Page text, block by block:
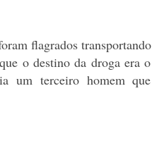
flagrados transportando
o destino da droga era o
um terceiro homem que